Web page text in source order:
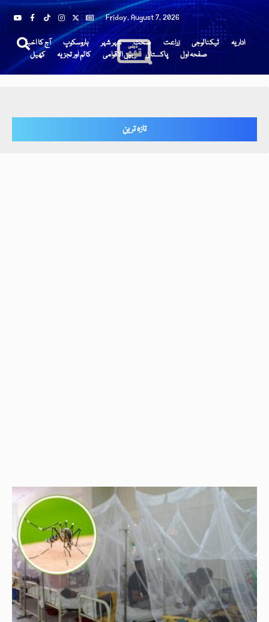
Friday, August 7, 2026
آج کا اخبار ہاروسکوپ شہر شہر صحت زراعت ٹیکنالوجی
اداریہ
کھیل
کالم اور تجزیہ بین الاقوامی پاکستان صفحہ اول
تازہ ترین